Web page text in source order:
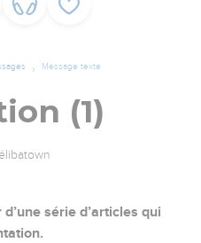
Message texte
(1)
série d’articles qui